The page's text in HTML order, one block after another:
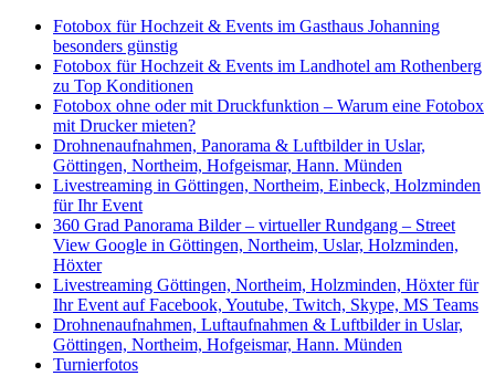
Fotobox für Hochzeit & Events im Gasthaus Johanning
besonders günstig
Fotobox für Hochzeit & Events im Landhotel am Rothenberg
zu Top Konditionen
Fotobox ohne oder mit Druckfunktion – Warum eine Fotobox
mit Drucker mieten?
Drohnenaufnahmen, Panorama & Luftbilder in Uslar,
Göttingen, Northeim, Hofgeismar, Hann. Münden
Livestreaming in Göttingen, Northeim, Einbeck, Holzminden
für Ihr Event
360 Grad Panorama Bilder – virtueller Rundgang – Street
View Google in Göttingen, Northeim, Uslar, Holzminden,
Höxter
Livestreaming Göttingen, Northeim, Holzminden, Höxter für
Ihr Event auf Facebook, Youtube, Twitch, Skype, MS Teams
Drohnenaufnahmen, Luftaufnahmen & Luftbilder in Uslar,
Göttingen, Northeim, Hofgeismar, Hann. Münden
Turnierfotos